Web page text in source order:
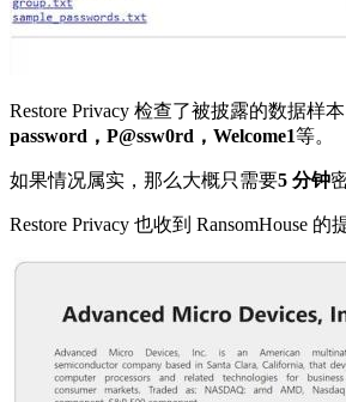
Restore Privacy 检查了被披露的数据
password，P@ssw0rd，Welcome1等。
如果情况属实，那么大概只需要5 分钟
Restore Privacy 也收到 RansomHouse